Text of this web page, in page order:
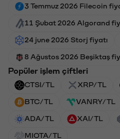
3 Temmuz 2026 Filecoin
11 Şubat 2026 Algorand
24 june 2026 Storj fiyatı
8 Ağustos 2026 Beşiktaş
Popüler işlem çiftleri
CTSI/TL XRP/TL
BTC/TL VANRY/TL
ADA/TL XAI/TL
MIOTA/TL